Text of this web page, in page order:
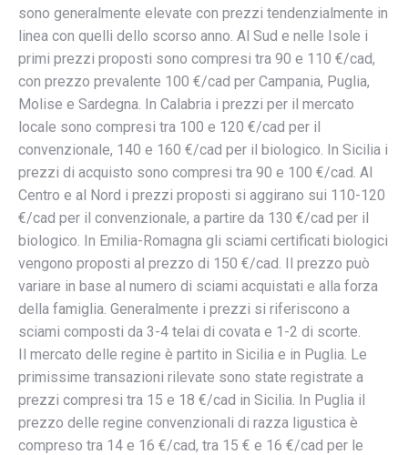
sono generalmente elevate con prezzi tendenzialmente in
linea con quelli dello scorso anno. Al Sud e nelle Isole i
primi prezzi proposti sono compresi tra 90 e 110 €/cad,
con prezzo prevalente 100 €/cad per Campania, Puglia,
Molise e Sardegna. In Calabria i prezzi per il mercato
locale sono compresi tra 100 e 120 €/cad per il
convenzionale, 140 e 160 €/cad per il biologico. In Sicilia i
prezzi di acquisto sono compresi tra 90 e 100 €/cad. Al
Centro e al Nord i prezzi proposti si aggirano sui 110-120
€/cad per il convenzionale, a partire da 130 €/cad per il
biologico. In Emilia-Romagna gli sciami certificati biologici
vengono proposti al prezzo di 150 €/cad. Il prezzo può
variare in base al numero di sciami acquistati e alla forza
della famiglia. Generalmente i prezzi si riferiscono a
sciami composti da 3-4 telai di covata e 1-2 di scorte.
Il mercato delle regine è partito in Sicilia e in Puglia. Le
primissime transazioni rilevate sono state registrate a
prezzi compresi tra 15 e 18 €/cad in Sicilia. In Puglia il
prezzo delle regine convenzionali di razza ligustica è
compreso tra 14 e 16 €/cad, tra 15 € e 16 €/cad per le